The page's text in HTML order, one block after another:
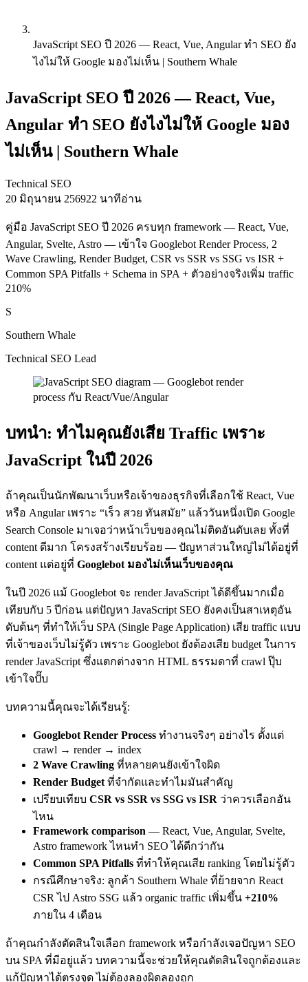
JavaScript SEO ปี 2026 — React, Vue, Angular ทำ SEO ยัง
ไงไม่ให้ Google มองไม่เห็น | Southern Whale
JavaScript SEO ปี 2026 — React, Vue,
Angular ทำ SEO ยังไงไม่ให้ Google มอง
ไม่เห็น | Southern Whale
Technical SEO
20 มิถุนายน 256922 นาทีอ่าน
คู่มือ JavaScript SEO ปี 2026 ครบทุก framework — React, Vue,
Angular, Svelte, Astro — เข้าใจ Googlebot Render Process, 2
Wave Crawling, Render Budget, CSR vs SSR vs SSG vs ISR +
Common SPA Pitfalls + Schema in SPA + ตัวอย่างจริงเพิ่ม traffic
210%
S
Southern Whale
Technical SEO Lead
บทนำ: ทำไมคุณยังเสีย Traffic เพราะ
JavaScript ในปี 2026
ถ้าคุณเป็นนักพัฒนาเว็บหรือเจ้าของธุรกิจที่เลือกใช้ React, Vue
หรือ Angular เพราะ “เร็ว สวย ทันสมัย” แล้ววันหนึ่งเปิด Google
Search Console มาเจอว่าหน้าเว็บของคุณไม่ติดอันดับเลย ทั้งที่
content ดีมาก โครงสร้างเรียบร้อย — ปัญหาส่วนใหญ่ไม่ได้อยู่ที่
content แต่อยู่ที่ Googlebot มองไม่เห็นเว็บของคุณ
ในปี 2026 แม้ Googlebot จะ render JavaScript ได้ดีขึ้นมากเมื่อ
เทียบกับ 5 ปีก่อน แต่ปัญหา JavaScript SEO ยังคงเป็นสาเหตุอัน
ดับต้นๆ ที่ทำให้เว็บ SPA (Single Page Application) เสีย traffic แบบ
ที่เจ้าของเว็บไม่รู้ตัว เพราะ Googlebot ยังต้องเสีย budget ในการ
render JavaScript ซึ่งแตกต่างจาก HTML ธรรมดาที่ crawl ปุ๊บ
เข้าใจปั๊บ
บทความนี้คุณจะได้เรียนรู้:
Googlebot Render Process ทำงานจริงๆ อย่างไร ตั้งแต่
crawl → render → index
2 Wave Crawling ที่หลายคนยังเข้าใจผิด
Render Budget ที่จำกัดและทำไมมันสำคัญ
เปรียบเทียบ CSR vs SSR vs SSG vs ISR ว่าควรเลือกอัน
ไหน
Framework comparison — React, Vue, Angular, Svelte,
Astro framework ไหนทำ SEO ได้ดีกว่ากัน
Common SPA Pitfalls ที่ทำให้คุณเสีย ranking โดยไม่รู้ตัว
กรณีศึกษาจริง: ลูกค้า Southern Whale ที่ย้ายจาก React
CSR ไป Astro SSG แล้ว organic traffic เพิ่มขึ้น +210%
ภายใน 4 เดือน
ถ้าคุณกำลังตัดสินใจเลือก framework หรือกำลังเจอปัญหา SEO
บน SPA ที่มีอยู่แล้ว บทความนี้จะช่วยให้คุณตัดสินใจถูกต้องและ
แก้ปัญหาได้ตรงจุด ไม่ต้องลองผิดลองถูก